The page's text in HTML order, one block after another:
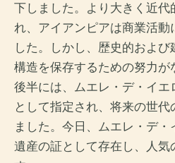
下しました。より大きく近代
れ、アイアンピアは商業活動
した。しかし、歴史的および
構造を保存するための努力
後半には、ムエレ・デ・イ
として指定され、将来の世
ました。今日、ムエレ・デ
遺産の証として存在し、人気